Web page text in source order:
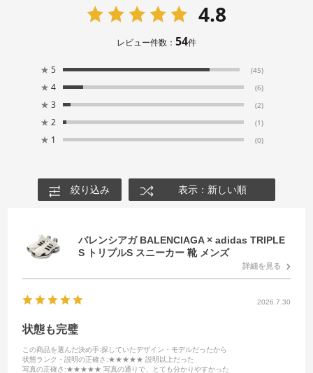
4.8
レビュー件数： 54件
★ 5 (45)
★ 4 (6)
★ 3 (2)
★ 2 (1)
★ 1 (0)
絞り込み 表示：新しい順
バレンシアガ BALENCIAGA × adidas TRIPLE
S トリプルS スニーカー 靴 メンズ
詳細を見る
2026.7.30
状態も完璧
この商品を選んだ決め手:探していたデザイン・モデルだったから
状態ランク・説明の正確さ :★★★★★ 説明以上だった
写真の正確さ :★★★★★ 写真の通りで、とても分かりやすかった